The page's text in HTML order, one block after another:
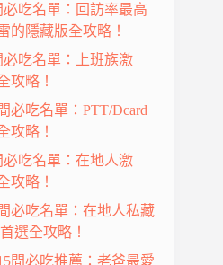
必吃名單：回訪率最高
的隱藏版全攻略！
必吃名單：上班族激
攻略！
必吃名單：PTT/Dcard
攻略！
必吃名單：在地人激
攻略！
必吃名單：在地人私藏
選全攻略！
間必吃推薦：老爸最愛